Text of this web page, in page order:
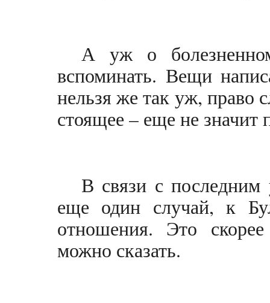
А уж о
вспоминать. Вещи
нельзя же так уж, право
стоящее – еще не
В связи с последним
еще один случай, к
отношения. Это
можно сказать.